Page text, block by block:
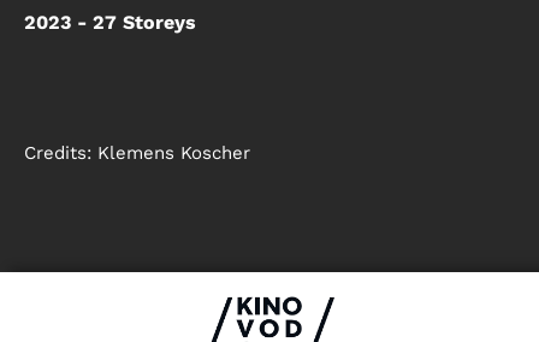
2023 - 27 Storeys
Credits: Klemens Koscher
AGB